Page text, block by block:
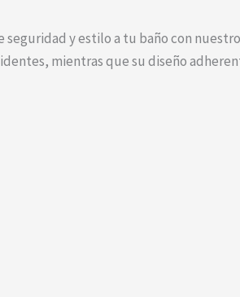
y estilo a tu baño con
mientras que su diseño